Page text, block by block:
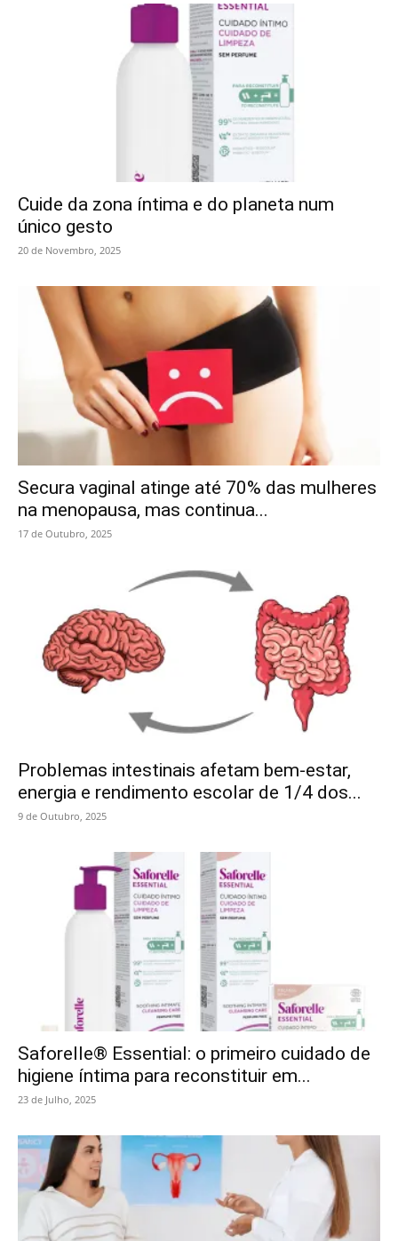
Cuide da zona íntima e do planeta num
único gesto
20 de Novembro, 2025
Secura vaginal atinge até 70% das mulheres
na menopausa, mas continua...
17 de Outubro, 2025
Problemas intestinais afetam bem-estar,
energia e rendimento escolar de 1/4 dos...
9 de Outubro, 2025
Saforelle® Essential: o primeiro cuidado de
higiene íntima para reconstituir em...
23 de Julho, 2025